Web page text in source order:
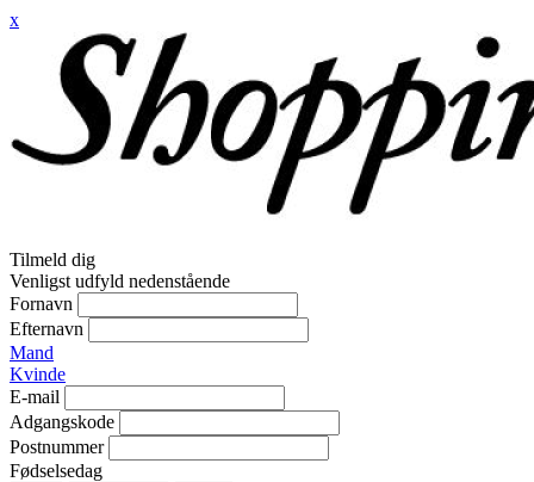
x
Tilmeld dig
Venligst udfyld nedenstående
Fornavn
Efternavn
Mand
Kvinde
E-mail
Adgangskode
Postnummer
Fødselsedag